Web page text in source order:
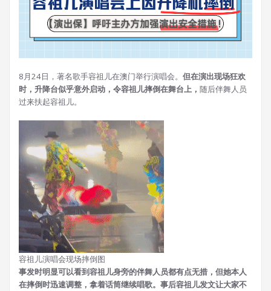
8月24日，著名歌手容祖儿在澳门举行演唱会。 但在演出现场狂欢
时， 升降台似乎意外启动，令容祖儿摔倒在舞台上， 随后伴舞人员
过来扶起容祖儿。
容祖儿演唱会现场摔倒图
事发时明显可以看到容祖儿身旁的伴舞人员都有点无措，但她本人
在摔倒时迅速调整，拿着话筒继续唱歌。 事后容祖儿发文让大家不